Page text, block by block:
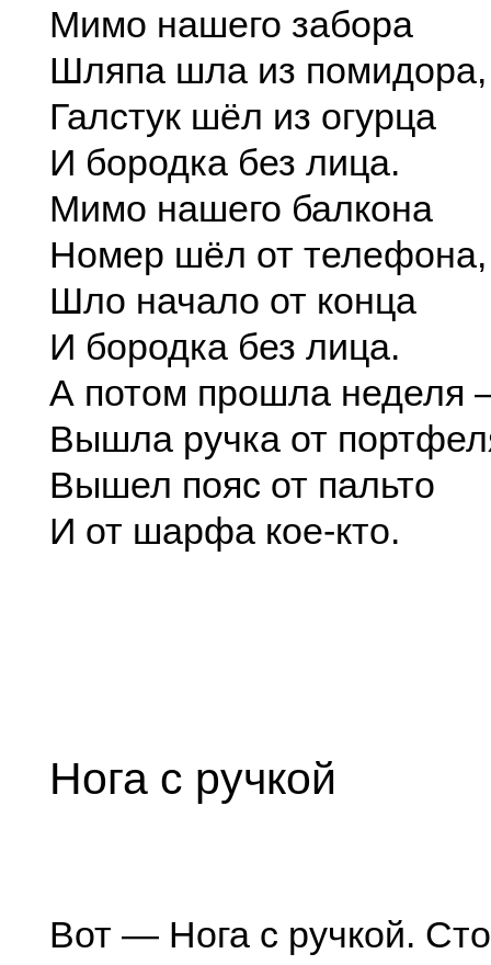
Мимо нашего забора
Шляпа шла из помидора,
Галстук шёл из огурца
И бородка без лица.
Мимо нашего балкона
Номер шёл от телефона,
Шло начало от конца
И бородка без лица.
А потом прошла неделя
Вышла ручка от
Вышел пояс от пальто
И от шарфа кое-кто.
Нога с ручкой
Вот — Нога с ручкой.